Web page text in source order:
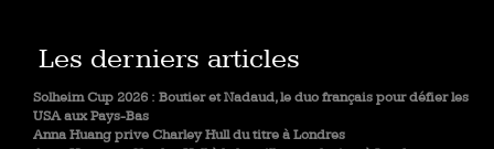
Les derniers articles
Solheim Cup 2026 : Boutier et Nadaud, le duo français pour défier les
USA aux Pays-Bas
Anna Huang prive Charley Hull du titre à Londres